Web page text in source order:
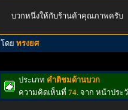
บวกหนึ่งให้กับร้านค้าคุณภาพครับ
โดย ทรงยศ
ประเภท คำติชมด้านบวก
ความคิดเห็นที่ 74. จาก หน้าประ